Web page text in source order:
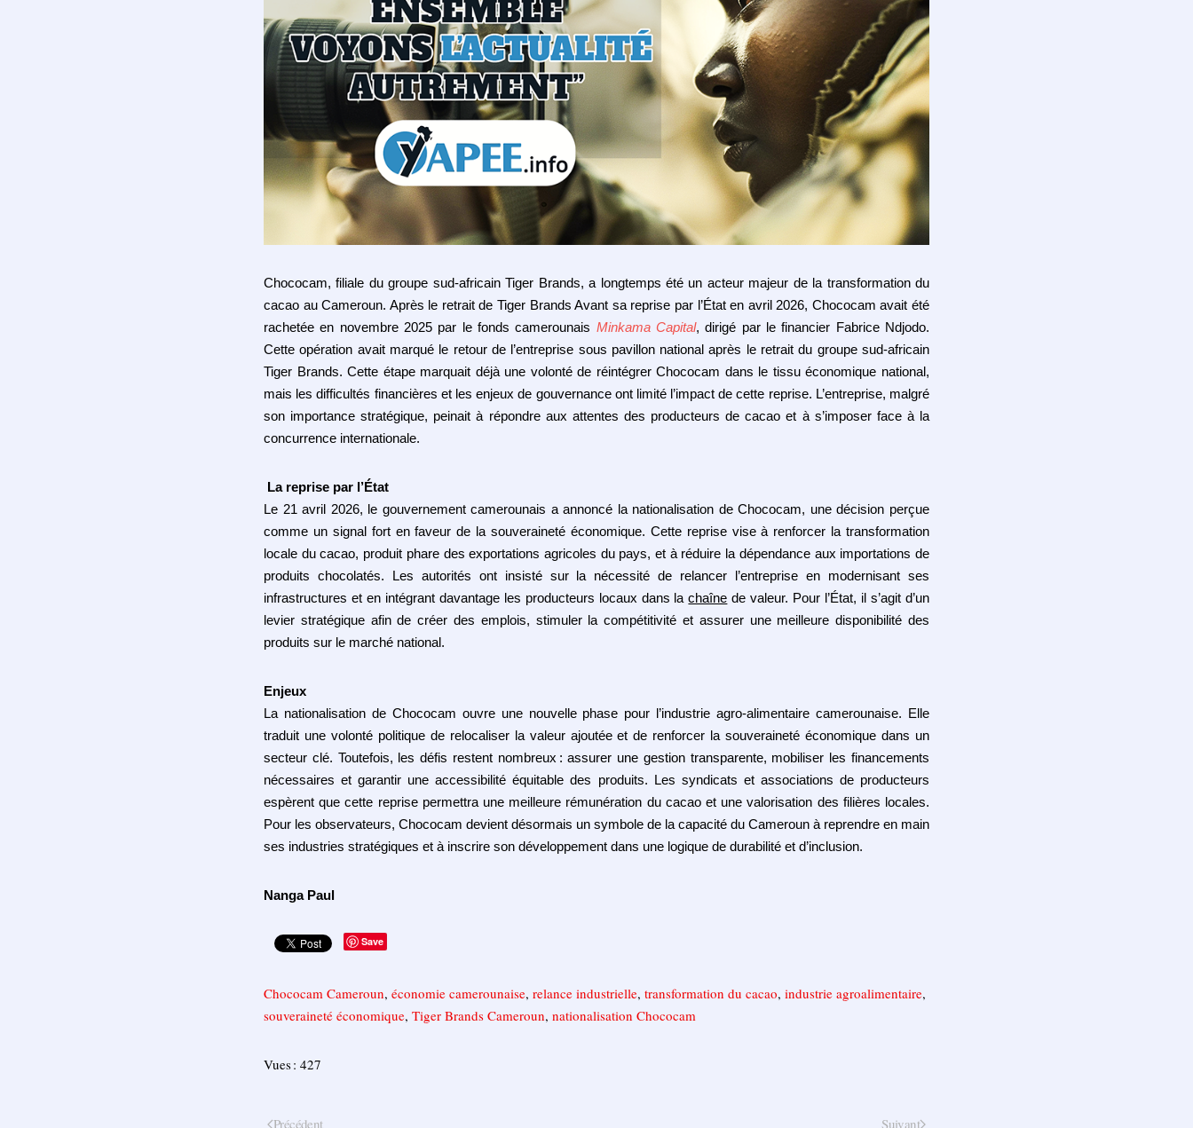
Chococam, filiale du groupe sud‑africain Tiger Brands, a longtemps été un acteur majeur de la transformation du
cacao au Cameroun. Après le retrait de Tiger Brands Avant sa reprise par l’État en avril 2026, Chococam avait été
rachetée en novembre 2025 par le fonds camerounais Minkama Capital, dirigé par le financier Fabrice Ndjodo.
Cette opération avait marqué le retour de l’entreprise sous pavillon national après le retrait du groupe sud‑africain
Tiger Brands. Cette étape marquait déjà une volonté de réintégrer Chococam dans le tissu économique national,
mais les difficultés financières et les enjeux de gouvernance ont limité l’impact de cette reprise. L’entreprise, malgré
son importance stratégique, peinait à répondre aux attentes des producteurs de cacao et à s’imposer face à la
concurrence internationale.
La reprise par l’État
Le 21 avril 2026, le gouvernement camerounais a annoncé la nationalisation de Chococam, une décision perçue
comme un signal fort en faveur de la souveraineté économique. Cette reprise vise à renforcer la transformation
locale du cacao, produit phare des exportations agricoles du pays, et à réduire la dépendance aux importations de
produits chocolatés. Les autorités ont insisté sur la nécessité de relancer l’entreprise en modernisant ses
infrastructures et en intégrant davantage les producteurs locaux dans lachaîne de valeur. Pour l’État, il s’agit d’un
levier stratégique afin de créer des emplois, stimuler la compétitivité et assurer une meilleure disponibilité des
produits sur le marché national.
Enjeux
La nationalisation de Chococam ouvre une nouvelle phase pour l’industrie agro‑alimentaire camerounaise. Elle
traduit une volonté politique de relocaliser la valeur ajoutée et de renforcer la souveraineté économique dans un
secteur clé. Toutefois, les défis restent nombreux : assurer une gestion transparente, mobiliser les financements
nécessaires et garantir une accessibilité équitable des produits. Les syndicats et associations de producteurs
espèrent que cette reprise permettra une meilleure rémunération du cacao et une valorisation des filières locales.
Pour les observateurs, Chococam devient désormais un symbole de la capacité du Cameroun à reprendre en main
ses industries stratégiques et à inscrire son développement dans une logique de durabilité et d’inclusion.
Nanga Paul
Save
Chococam Cameroun, économie camerounaise, relance industrielle, transformation du cacao, industrie agroalimentaire,
souveraineté économique, Tiger Brands Cameroun, nationalisation Chococam
Vues : 427
Précédent Suivant